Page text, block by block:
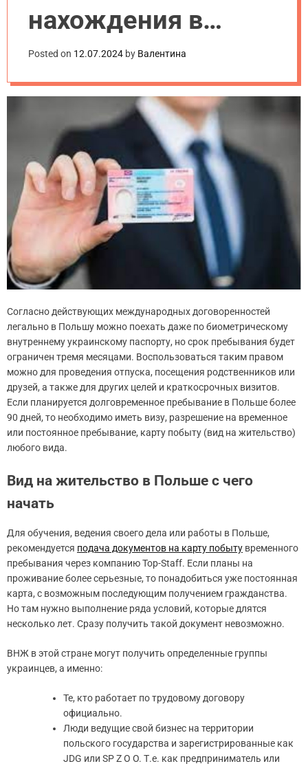
нахождения в
Польше?
Posted on 12.07.2024 by Валентина
Согласно действующих международных договоренностей
легально в Польшу можно поехать даже по биометрическому
внутреннему украинскому паспорту, но срок пребывания будет
ограничен тремя месяцами. Воспользоваться таким правом
можно для проведения отпуска, посещения родственников или
друзей, а также для других целей и краткосрочных визитов.
Если планируется долговременное пребывание в Польше более
90 дней, то необходимо иметь визу, разрешение на временное
или постоянное пребывание, карту побыту (вид на жительство)
любого вида.
Вид на жительство в Польше с чего
начать
Для обучения, ведения своего дела или работы в Польше,
рекомендуется подача документов на карту побыту временного
пребывания через компанию Top-Staff. Если планы на
проживание более серьезные, то понадобиться уже постоянная
карта, с возможным последующим получением гражданства.
Но там нужно выполнение ряда условий, которые длятся
несколько лет. Сразу получить такой документ невозможно.
ВНЖ в этой стране могут получить определенные группы
украинцев, а именно:
Те, кто работает по трудовому договору
официально.
Люди ведущие свой бизнес на территории
польского государства и зарегистрированные как
JDG или SP Z O O. Т.е. как предприниматель или